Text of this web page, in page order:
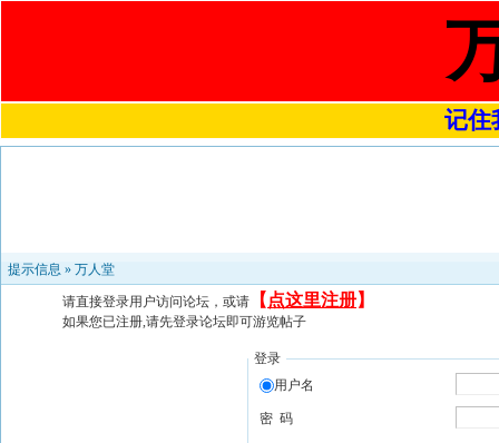
记住
提示信息 » 万人堂
请直接登录用户访问论坛，或请 【 点这里注册】
如果您已注册,请先登录论坛即可游览帖子
登录
用户名
密 码